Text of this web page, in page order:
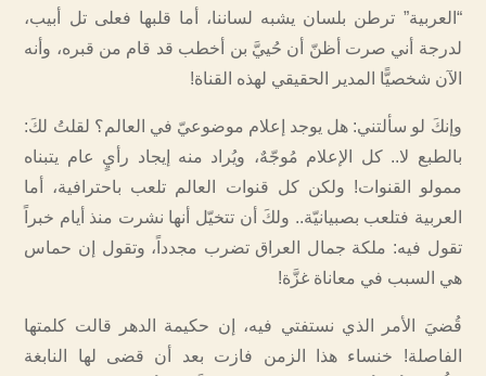
“العربية” ترطن بلسان يشبه لساننا، أما قلبها فعلى تل أبيب،
لدرجة أني صرت أظنّ أن حُييَّ بن أخطب قد قام من قبره، وأنه
الآن شخصيًّا المدير الحقيقي لهذه القناة!
وإنكَ لو سألتني: هل يوجد إعلام موضوعيّ في العالم؟ لقلتُ لكَ:
بالطبع لا.. كل الإعلام مُوجّهٌ، ويُراد منه إيجاد رأيٍ عام يتبناه
ممولو القنوات! ولكن كل قنوات العالم تلعب باحترافية، أما
العربية فتلعب بصبيانيّة.. ولكَ أن تتخيّل أنها نشرت منذ أيام خبراً
تقول فيه: ملكة جمال العراق تضرب مجدداً، وتقول إن حماس
هي السبب في معاناة غزَّة!
قُضيَ الأمر الذي نستفتي فيه، إن حكيمة الدهر قالت كلمتها
الفاصلة! خنساء هذا الزمن فازت بعد أن قضى لها النابغة